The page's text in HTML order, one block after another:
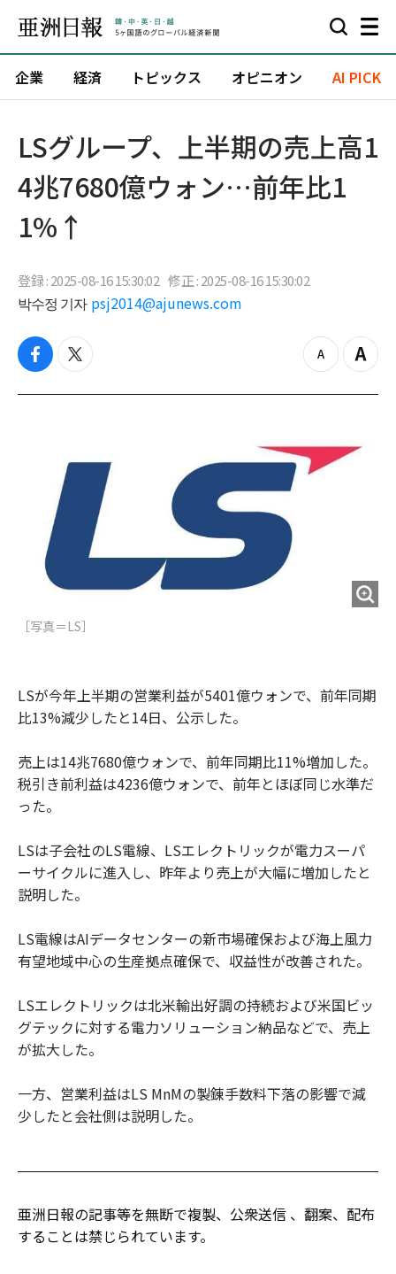
企業 経済 トピックス オピニオン AI PICK
LSグループ、上半期の売上高1
4兆7680億ウォン…前年比1
1%↑
登録 : 2025-08-16 15:30:02 修正 : 2025-08-16 15:30:02
박수정 기자 psj2014@ajunews.com
f
c
t
i
r
z
o
u
t
Z
o
n
［写真＝LS］
LSが今年上半期の営業利益が5401億ウォンで、前年同期
比13%減少したと14日、公示した。
売上は14兆7680億ウォンで、前年同期比11%増加した。
税引き前利益は4236億ウォンで、前年とほぼ同じ水準だ
った。
LSは子会社のLS電線、LSエレクトリックが電力スーパ
ーサイクルに進入し、昨年より売上が大幅に増加したと
説明した。
LS電線はAIデータセンターの新市場確保および海上風力
有望地域中心の生産拠点確保で、収益性が改善された。
LSエレクトリックは北米輸出好調の持続および米国ビッ
グテックに対する電力ソリューション納品などで、売上
が拡大した。
一方、営業利益はLS MnMの製錬手数料下落の影響で減
少したと会社側は説明した。
亜洲日報の記事等を無断で複製、公衆送信 、翻案、配布
することは禁じられています。